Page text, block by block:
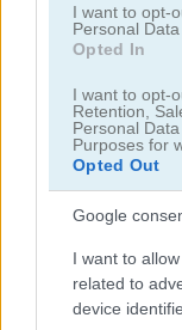
I want to opt-
Personal
Opted In
I want to opt-
Retention,
Personal
Purposes for
Opted Out
Google
I want to
related to
device
khủng long
chó
cá heo
vịt
câu cá